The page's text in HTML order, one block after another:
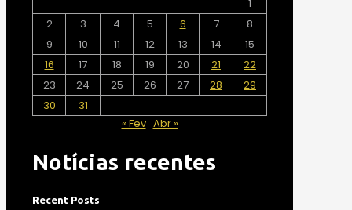
1
2
3 4 5 6 7
8
9
10 11 12 13 14
15
16
17 18 19 20 21
22
23
24 25 26 27 28
29
30
31
« Fev Abr »
Notícias recentes
Recent Posts